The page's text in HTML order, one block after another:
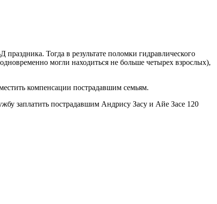
Тогда в результате поломки гидравлического
могли находиться не больше четырех взрослых),
компенсации пострадавшим семьям.
заплатить пострадавшим Андрису Засу и Айе Засе 120